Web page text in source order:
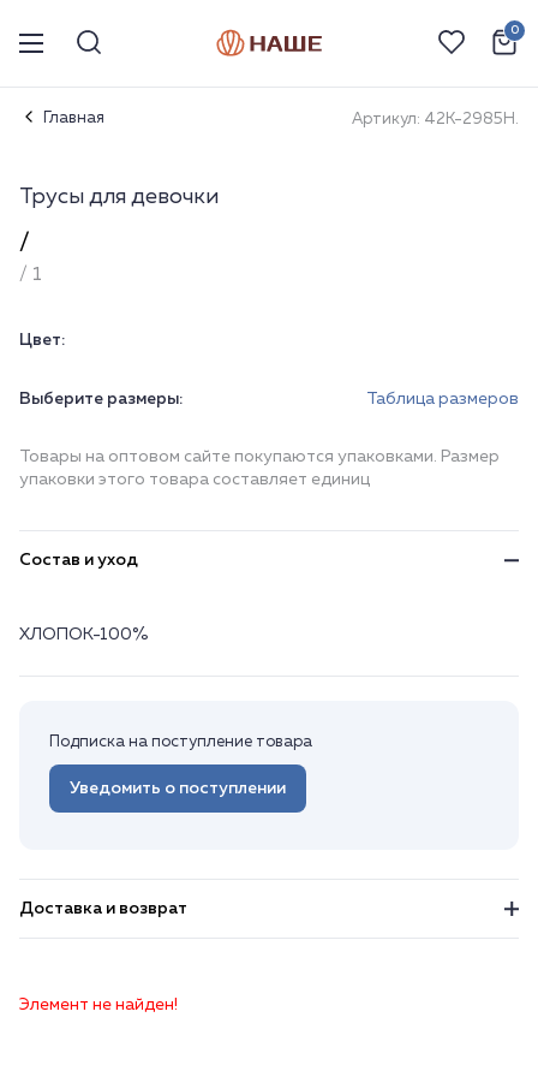
0
Главная Артикул: 42К-2985Н.
Трусы для девочки
/
/ 1
Цвет:
Выберите размеры: Таблица размеров
Товары на оптовом сайте покупаются упаковками. Размер
упаковки этого товара составляет единиц
Состав и уход
ХЛОПОК-100%
Подписка на поступление товара
Уведомить о поступлении
Доставка и возврат
Элемент не найден!